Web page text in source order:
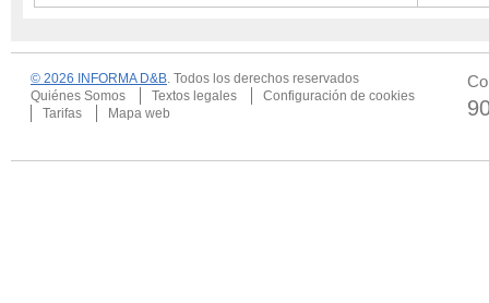
© 2026 INFORMA D&B. Todos los derechos reservados
Quiénes Somos
Textos legales
Configuración de cookies
Tarifas
Mapa web